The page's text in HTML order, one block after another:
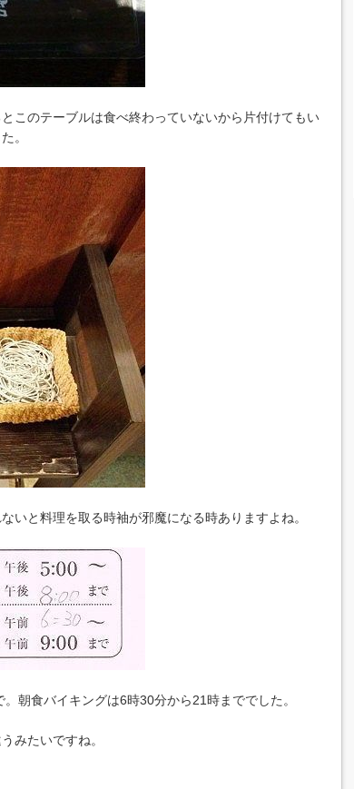
このテーブルは食べ終わっていないから片付けてもい
。
いと料理を取る時袖が邪魔になる時ありますよね。
朝食バイキングは6時30分から21時まででした。
みたいですね。